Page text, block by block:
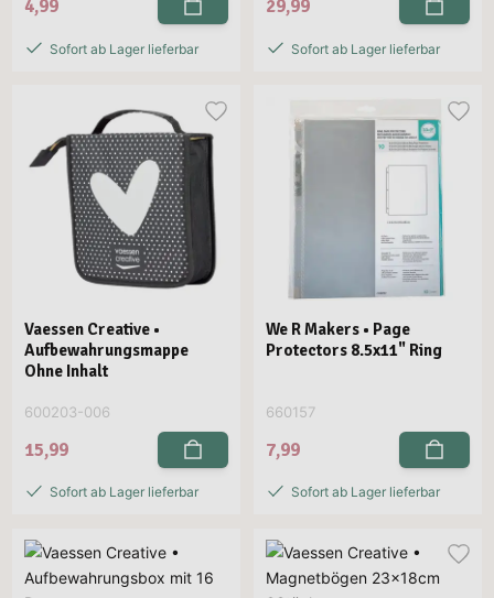
4,99
Sofort ab Lager lieferbar
29,99
Sofort ab Lager lieferbar
Vaessen Creative •
Aufbewahrungsmappe
Ohne Inhalt
600203-006
15,99
Sofort ab Lager lieferbar
We R Makers • Page
Protectors 8.5x11" Ring
660157
7,99
Sofort ab Lager lieferbar